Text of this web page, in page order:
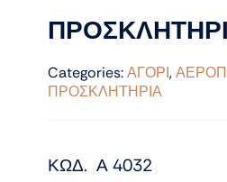
Categories:ΑΓΟΡΙ,
ΠΡΟΣΚΛΗΤΗΡΙΑ
ΚΩΔ. Α 4032